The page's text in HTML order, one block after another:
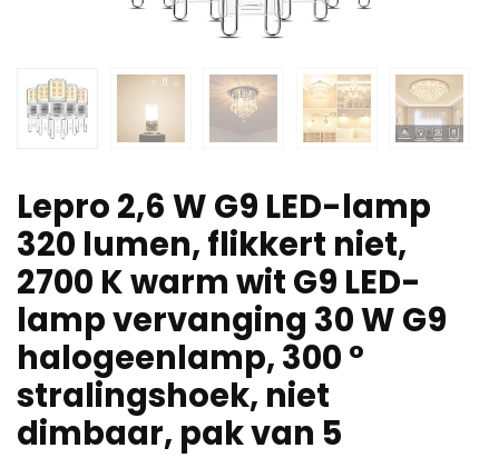
Lepro 2,6 W G9 LED-lamp
320 lumen, flikkert niet,
2700 K warm wit G9 LED-
lamp vervanging 30 W G9
halogeenlamp, 300 °
stralingshoek, niet
dimbaar, pak van 5